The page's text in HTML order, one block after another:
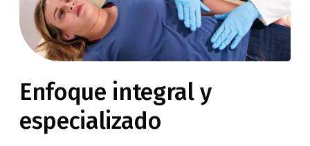
Enfoque integral y
especializado